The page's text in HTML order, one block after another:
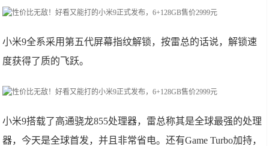
小米9全系采用第五代屏幕指纹解锁，按雷总的话说，解锁速
度获得了质的飞跃。
小米9搭载了高通骁龙855处理器，雷总称其是全球最强的处理
器，今天是全球首发，并且非常省电。还有Game Turbo加持，